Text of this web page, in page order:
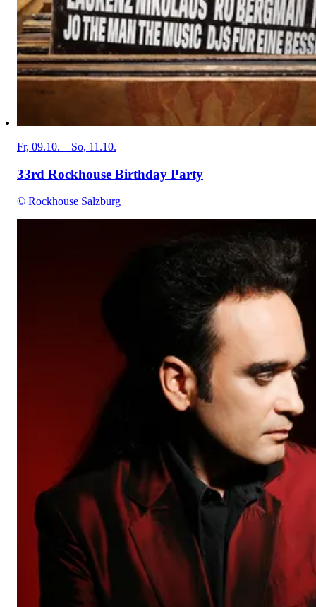
Fr, 09.10. – So, 11.10.
33rd Rockhouse Birthday Party
© Rockhouse Salzburg